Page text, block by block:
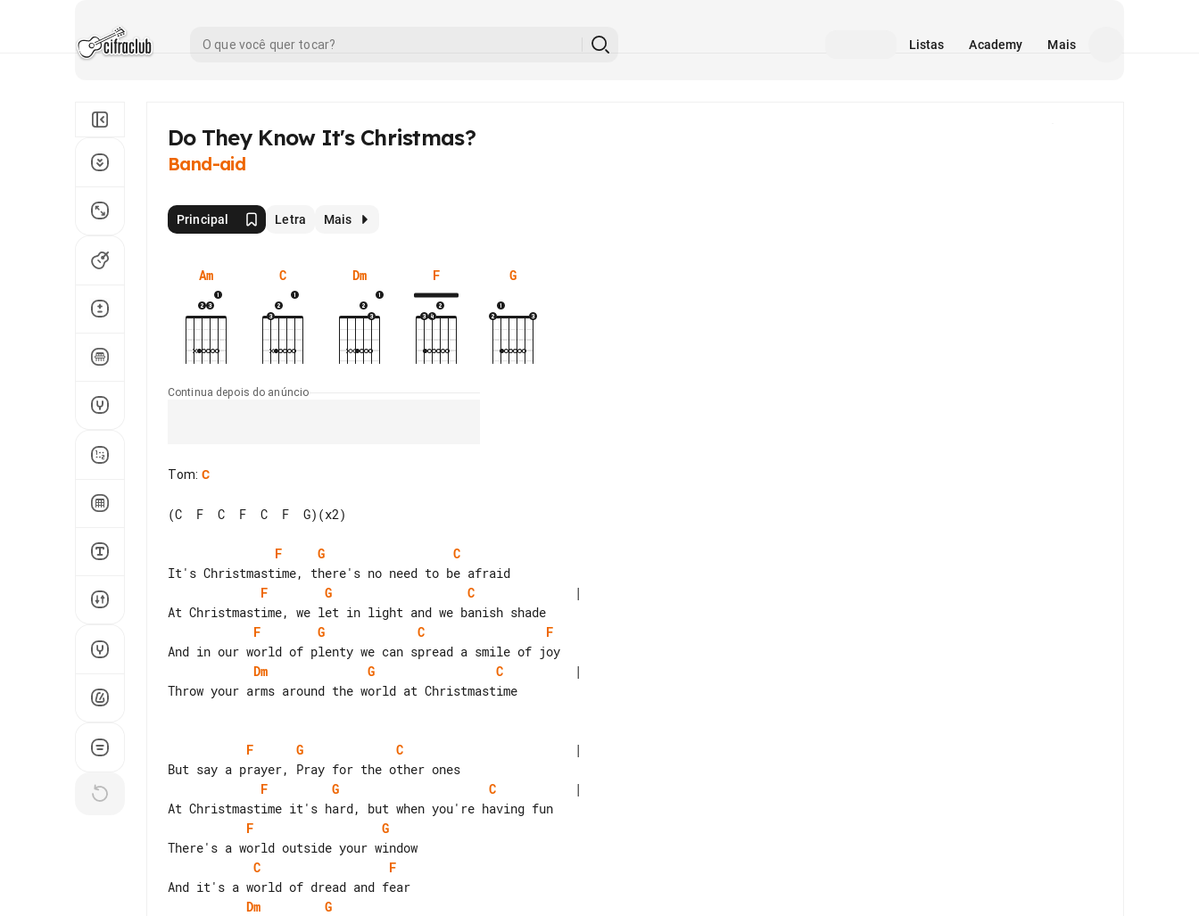
Listas Academy Mais
Do They Know It's Christmas?
Band-aid
Principal Letra Mais
Am C Dm F G
Continua depois do anúncio
Tom: C
(C  F  C  F  C  F  G)(x2)
F G
C
F
G C
              |
F
G C
F
Dm
G C
          |
Throw your arms around the world at Christmastime
F G C
                        |
F
G C
           |
F
G
C
F
Dm
G